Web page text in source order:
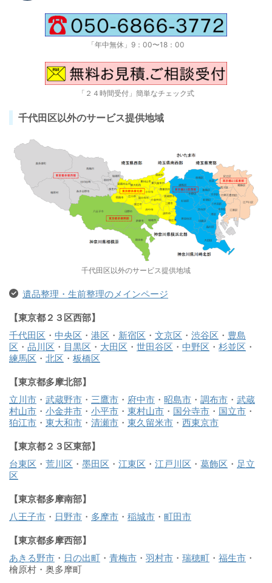
「年中無休」9：00〜18：00
「２４時間受付」簡単なチェック式
千代田区以外のサービス提供地域
千代田区以外のサービス提供地域
遺品整理・生前整理のメインページ
【東京都２３区西部】
千代田区 ・ 中央区 ・ 港区 ・ 新宿区 ・ 文京区 ・ 渋谷区 ・ 豊島
区 ・ 品川区 ・ 目黒区 ・ 大田区 ・ 世田谷区 ・ 中野区 ・ 杉並区 ・
練馬区 ・ 北区 ・ 板橋区
【東京都多摩北部】
立川市 ・ 武蔵野市 ・ 三鷹市 ・ 府中市 ・ 昭島市 ・ 調布市 ・ 武蔵
村山市 ・ 小金井市 ・ 小平市 ・ 東村山市 ・ 国分寺市 ・ 国立市 ・
狛江市 ・ 東大和市 ・ 清瀬市 ・ 東久留米市 ・ 西東京市
【東京都２３区東部】
台東区 ・ 荒川区 ・ 墨田区 ・ 江東区 ・ 江戸川区 ・ 葛飾区 ・ 足立
区
【東京都多摩南部】
八王子市 ・ 日野市 ・ 多摩市 ・ 稲城市 ・ 町田市
【東京都多摩西部】
あきる野市 ・ 日の出町 ・ 青梅市 ・ 羽村市 ・ 瑞穂町 ・ 福生市 ・
檜原村・奥多摩町